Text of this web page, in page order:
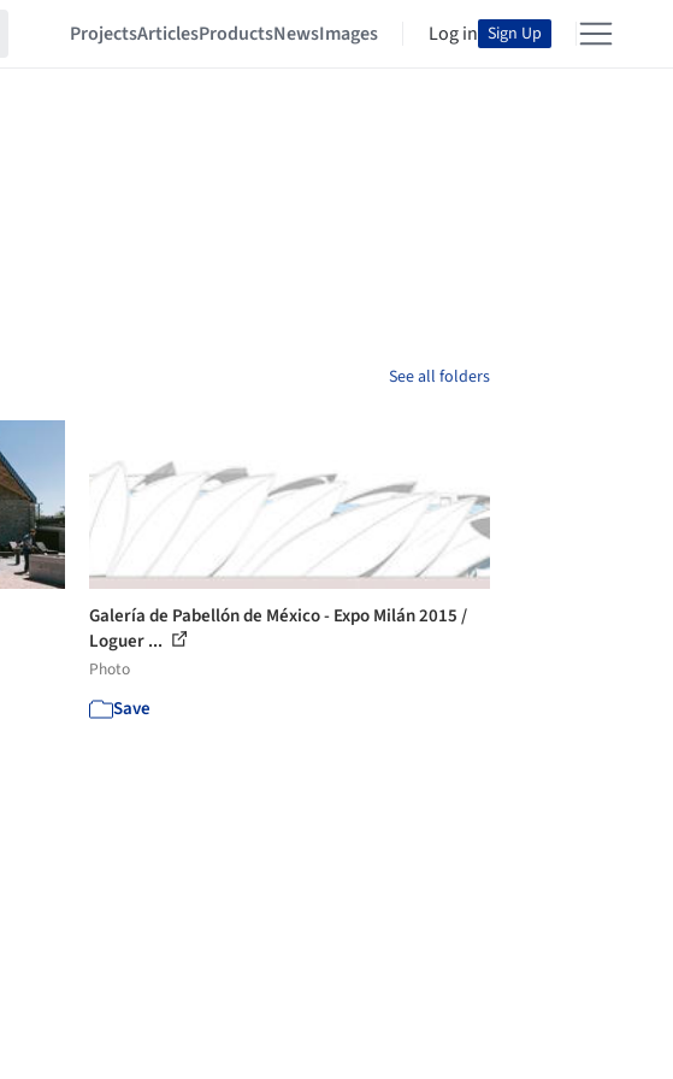
ProjectsArticlesProductsNewsImages Log in Sign Up
See all folders
Galería de Pabellón de México - Expo Milán 2015 /
Loguer ...
Photo
Save